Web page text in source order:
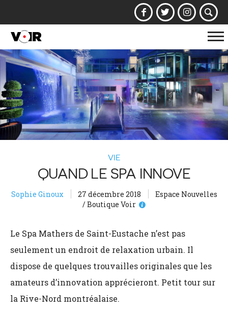
la
VIE
QUAND LE SPA INNOVE
Sophie Ginoux 27 décembre 2018
Espace Nouvelles
/ Boutique Voir
Le Spa Mathers de Saint-Eustache n’est pas
seulement un endroit de relaxation urbain. Il
dispose de quelques trouvailles originales que les
amateurs d’innovation apprécieront. Petit tour sur
la Rive-Nord montréalaise.